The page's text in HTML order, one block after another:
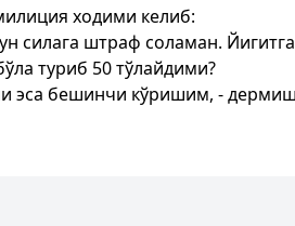
ходими келиб:
штраф соламан.
туриб 50 тўлайдими?
эса бешинчи кўришим, - дермиш